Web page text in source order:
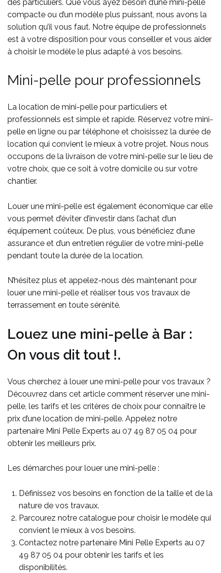
des particuliers. Que vous ayez besoin d’une mini-pelle
compacte ou d’un modèle plus puissant, nous avons la
solution qu’il vous faut. Notre équipe de professionnels
est à votre disposition pour vous conseiller et vous aider
à choisir le modèle le plus adapté à vos besoins.
Mini-pelle pour professionnels
La location de mini-pelle pour particuliers et
professionnels est simple et rapide. Réservez votre mini-
pelle en ligne ou par téléphone et choisissez la durée de
location qui convient le mieux à votre projet. Nous nous
occupons de la livraison de votre mini-pelle sur le lieu de
votre choix, que ce soit à votre domicile ou sur votre
chantier.
Louer une mini-pelle est également économique car elle
vous permet d’éviter d’investir dans l’achat d’un
équipement coûteux. De plus, vous bénéficiez d’une
assurance et d’un entretien régulier de votre mini-pelle
pendant toute la durée de la location.
N’hésitez plus et appelez-nous dès maintenant pour
louer une mini-pelle et réaliser tous vos travaux de
terrassement en toute sérénité.
Louez une mini-pelle à Bar :
On vous dit tout !.
Vous cherchez à louer une mini-pelle pour vos travaux ?
Découvrez dans cet article comment réserver une mini-
pelle, les tarifs et les critères de choix pour connaître le
prix d’une location de mini-pelle. Appelez notre
partenaire Mini Pelle Experts au 07 49 87 05 04 pour
obtenir les meilleurs prix.
Les démarches pour louer une mini-pelle :
Définissez vos besoins en fonction de la taille et de la
nature de vos travaux.
Parcourez notre catalogue pour choisir le modèle qui
convient le mieux à vos besoins.
Contactez notre partenaire Mini Pelle Experts au 07
49 87 05 04 pour obtenir les tarifs et les
disponibilités.